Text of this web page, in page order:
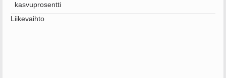
kasvuprosentti
Liikevaihto